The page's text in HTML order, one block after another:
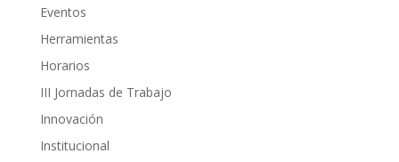
Eventos
Herramientas
Horarios
III Jornadas de Trabajo
Innovación
Institucional